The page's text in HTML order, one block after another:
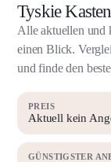
Tyskie
Alle aktuellen und
einen Blick.
und finde den
PREIS
Aktuell kein
GÜNSTIGSTER